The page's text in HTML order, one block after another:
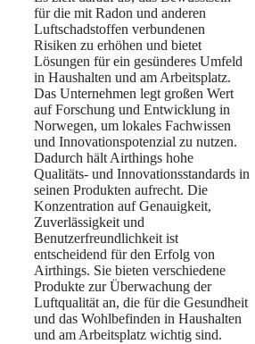
für die mit Radon und anderen
Luftschadstoffen verbundenen
Risiken zu erhöhen und bietet
Lösungen für ein gesünderes Umfeld
in Haushalten und am Arbeitsplatz.
Das Unternehmen legt großen Wert
auf Forschung und Entwicklung in
Norwegen, um lokales Fachwissen
und Innovationspotenzial zu nutzen.
Dadurch hält Airthings hohe
Qualitäts- und Innovationsstandards in
seinen Produkten aufrecht. Die
Konzentration auf Genauigkeit,
Zuverlässigkeit und
Benutzerfreundlichkeit ist
entscheidend für den Erfolg von
Airthings. Sie bieten verschiedene
Produkte zur Überwachung der
Luftqualität an, die für die Gesundheit
und das Wohlbefinden in Haushalten
und am Arbeitsplatz wichtig sind.